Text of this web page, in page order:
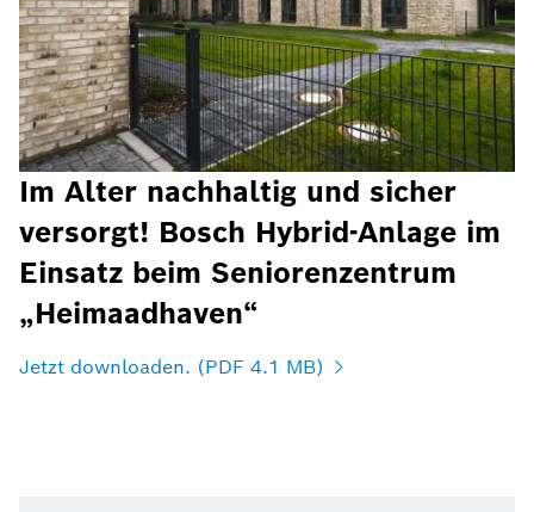
Im Alter nachhaltig und sicher
versorgt! Bosch Hybrid-Anlage im
Einsatz beim Seniorenzentrum
„Heimaadhaven“
Jetzt downloaden. (PDF 4.1 MB)